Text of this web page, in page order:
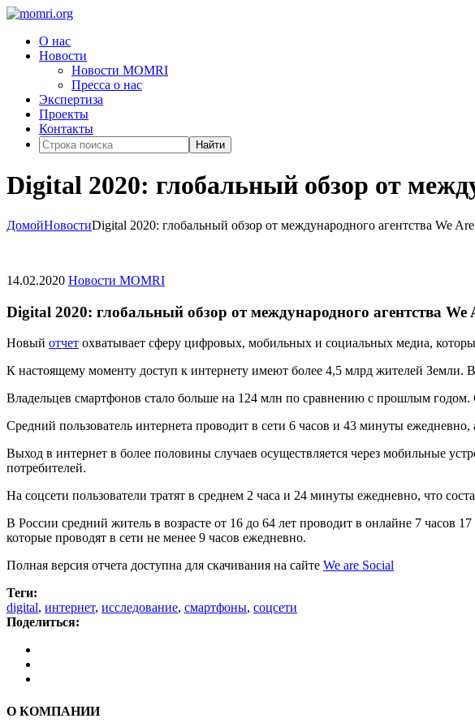
О нас
Новости
Новости MOMRI
Пресса о нас
Экспертиза
Проекты
Контакты
Найти
Digital 2020: глобальный обзор от
ДомойНовостиDigital 2020: глобальный обзор от международного агентства We
14.02.2020 Новости MOMRI
Digital 2020: глобальный обзор от международного агентства We
Новый отчет охватывает сферу цифровых, мобильных и социальных медиа,
К настоящему моменту доступ к интернету имеют более 4,5 млрд жителей Земли.
Владельцев смартфонов стало больше на 124 млн по сравнению с прошлым годом.
Средний пользователь интернета проводит в сети 6 часов и 43 минуты ежедневно,
Выход в интернет в более половины случаев осуществляется через мобильные
потребителей.
На соцсети пользователи тратят в среднем 2 часа и 24 минуты ежедневно, что
В России средний житель в возрасте от 16 до 64 лет проводит в онлайне 7
которые проводят в сети не менее 9 часов ежедневно.
Полная версия отчета доступна для скачивания на сайте We are Social
Теги:
digital, интернет, исследование, смартфоны, соцсети
Поделиться:
О КОМПАНИИ